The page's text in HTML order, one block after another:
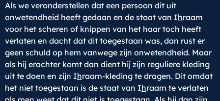
Als we veronderstellen dat een persoon dit uit
onwetendheid heeft gedaan en de staat van Ihraam
voor het scheren of knippen van het haar toch heeft
verlaten en dacht dat dit toegestaan was, dan rust er
geen schuld op hem vanwege zijn onwetendheid. Maar
als hij erachter komt dan dient hij zijn reguliere kleding
uit te doen en zijn Ihraam-kleding te dragen. Dit omdat
het niet toegestaan is de staat van Ihraam te verlaten